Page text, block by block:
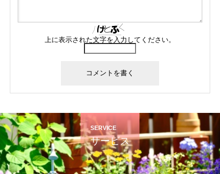
上に表示された文字を入力してください。
SERVICE
サービス